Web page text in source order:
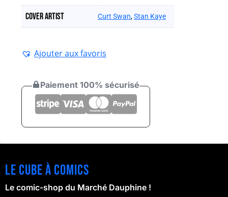
Cover artist Curt Swan,Stan Kaye
Ajouter aux favoris
Paiement 100% sécurisé
Le cube à comics
Le comic-shop du Marché Dauphine !